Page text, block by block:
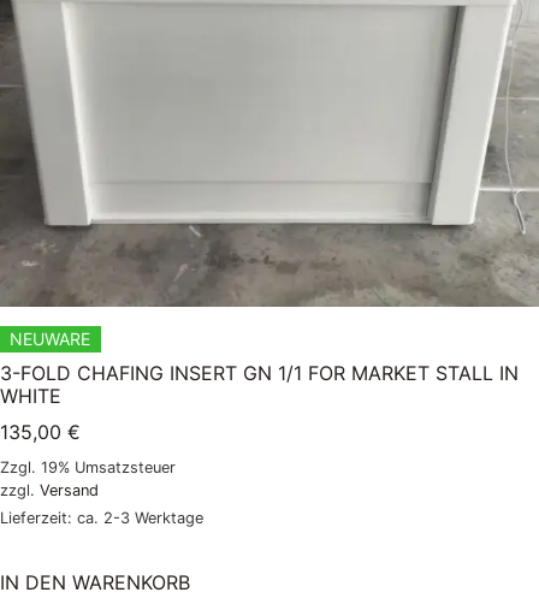
NEUWARE
3-FOLD CHAFING INSERT GN 1/1 FOR MARKET STALL IN
WHITE
135,00 €
Zzgl. 19% Umsatzsteuer
zzgl. Versand
Lieferzeit: ca. 2-3 Werktage
IN DEN WARENKORB